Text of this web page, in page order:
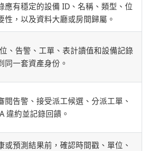
應有穩定的設備 ID、名稱、類型、位
性，以及資料大廳或房間歸屬。
、告警、工單、表計讀值和設備記錄
同一套資產身份。
閱告警、接受派工候選、分派工單、
違約並記錄回饋。
或預測結果前，確認時間戳、單位、